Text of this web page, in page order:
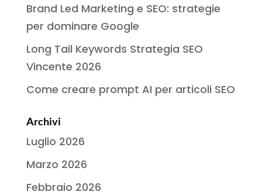
Brand Led Marketing e SEO: strategie
per dominare Google
Long Tail Keywords Strategia SEO
Vincente 2026
Come creare prompt AI per articoli SEO
Archivi
Luglio 2026
Marzo 2026
Febbraio 2026